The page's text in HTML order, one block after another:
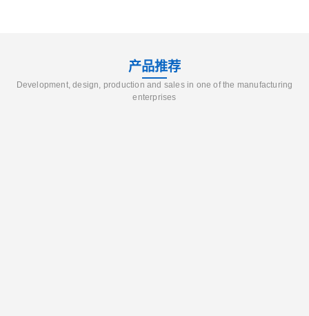
产品推荐
Development, design, production and sales in one of the manufacturing
enterprises